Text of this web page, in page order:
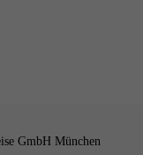
GmbH München